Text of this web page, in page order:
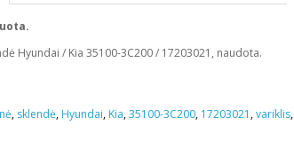
Hyundai / Kia 35100-3C200 / 17203021, naudota.
, sklendė, Hyundai, Kia,35100-3C200, 17203021 ,variklis,